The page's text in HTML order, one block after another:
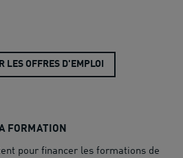
LES OFFRES D'EMPLOI
FORMATION
pour financer les formations de